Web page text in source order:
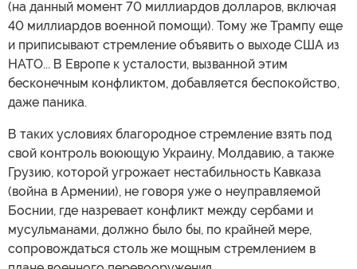
(на данный момент 70 миллиардов долларов, включая
40 миллиардов военной помощи). Тому же Трампу еще
и приписывают стремление объявить о выходе США из
НАТО... В Европе к усталости, вызванной этим
бесконечным конфликтом, добавляется беспокойство,
даже паника.
В таких условиях благородное стремление взять под
свой контроль воюющую Украину, Молдавию, а также
Грузию, которой угрожает нестабильность Кавказа
(война в Армении), не говоря уже о неуправляемой
Боснии, где назревает конфликт между сербами и
мусульманами, должно было бы, по крайней мере,
сопровождаться столь же мощным стремлением в